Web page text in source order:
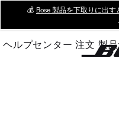
Main
💰 Bose 製品を下取りに出
ヘルプセンター 注文 製